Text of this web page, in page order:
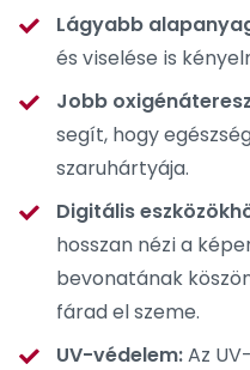
Lágyabb
és viselése is
Jobb
segít, hogy
szaruhártyája.
Digitális
hosszan nézi a
bevonatának
fárad el szeme.
UV-védelem:Az